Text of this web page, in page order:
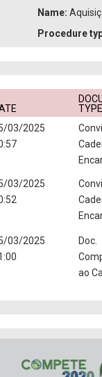
Name:
Procedure
TYPE
03/2025
03/2025
03/2025
Doc.
ao